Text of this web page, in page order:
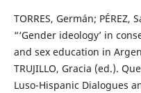
TORRES, Germán; PÉREZ,
“‘Gender ideology’ in
and sex education in
TRUJILLO, Gracia (ed.).
Luso-Hispanic Dialogues